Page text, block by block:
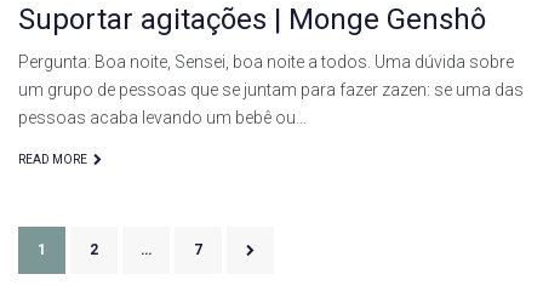
Suportar agitações | Monge Genshô
Pergunta: Boa noite, Sensei, boa noite a todos. Uma dúvida sobre
um grupo de pessoas que se juntam para fazer zazen: se uma das
pessoas acaba levando um bebê ou…
READ MORE
Paginação
de
1 2 … 7